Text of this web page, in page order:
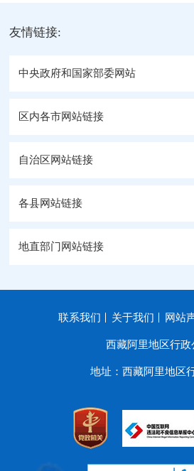
友情链接:
中央政府和国家部委网站
区内各市网站链接
自治区网站链接
各县网站链接
地直部门网站链接
联系我们 关于我们 网站
西藏阿里地区行政
地址：西藏阿里地区